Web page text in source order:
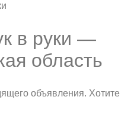
в руки —
область
объявления. Хотите